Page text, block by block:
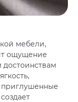
мебели,
ощущение